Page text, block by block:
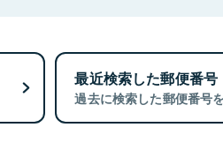
最近検索した郵便番号
過去に検索した郵便番号